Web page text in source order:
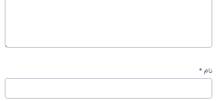
نام *